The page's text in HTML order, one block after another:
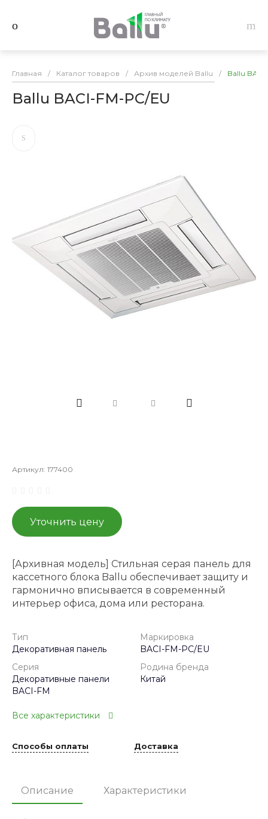
Главная / Каталог товаров / Архив моделей Ballu / Ballu
Ballu BACI-FM-PC/EU
Артикул: 177400
Уточнить цену
[Архивная модель] Стильная серая панель для
кассетного блока Ballu обеспечивает защиту и
гармонично вписывается в современный
интерьер офиса, дома или ресторана.
Тип
Декоративная панель
Маркировка
BACI-FM-PC/EU
Серия
Декоративные панели
BACI-FM
Родина бренда
Китай
Все характеристики
Способы оплаты Доставка
Описание Характеристики